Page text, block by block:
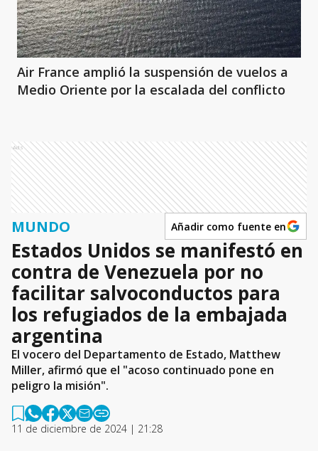
Air France amplió la suspensión de vuelos a
Medio Oriente por la escalada del conflicto
Ads
MUNDO Añadir como fuente en
Estados Unidos se manifestó en
contra de Venezuela por no
facilitar salvoconductos para
los refugiados de la embajada
argentina
El vocero del Departamento de Estado, Matthew
Miller, afirmó que el "acoso continuado pone en
peligro la misión".
11 de diciembre de 2024 | 21:28